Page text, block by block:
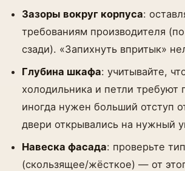
Зазоры вокруг корпуса:
требованиям производителя
сзади). «Запихнуть впритык»
Глубина шкафа: учитывайте,
холодильника и петли требуют
иногда нужен больший отступ
двери открывались на нужный
Навеска фасада: проверьте
(скользящее/жёсткое) — от